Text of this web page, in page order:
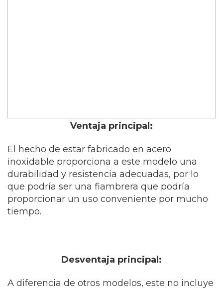
Ventaja principal:
El hecho de estar fabricado en acero
inoxidable proporciona a este modelo una
durabilidad y resistencia adecuadas, por lo
que podría ser una fiambrera que podría
proporcionar un uso conveniente por mucho
tiempo.
Desventaja principal:
A diferencia de otros modelos, este no incluye